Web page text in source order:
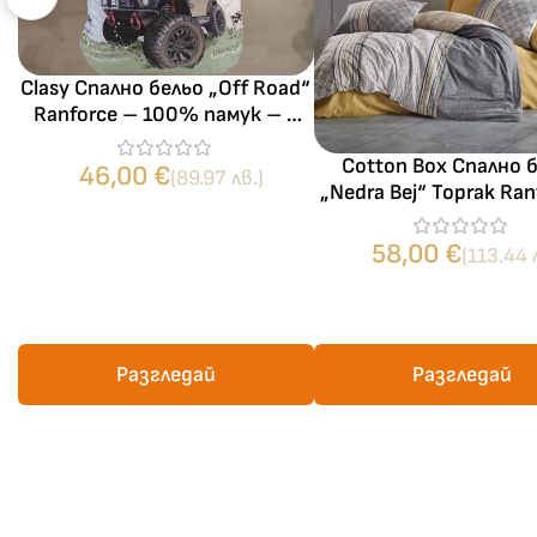
Clasy Спално бельо „Off Road“
Ranforce – 100% памук – 3
части – единичен комплект
46,00 €(89.97 лв.)
Разгледай
Cotton Box Спално
„Nedra Bej“ Toprak
100% памук – 4
спалня
58,00 €(113.44
Разгледай